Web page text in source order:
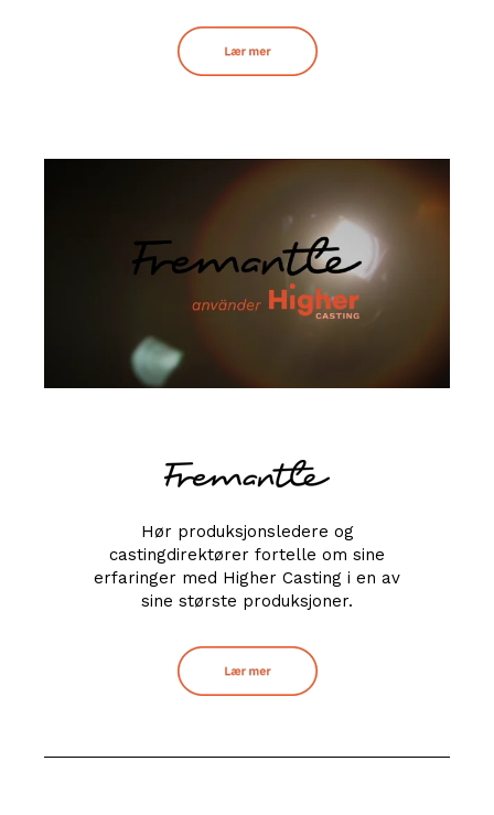
Hør produksjonsledere og
castingdirektører fortelle om sine
erfaringer med Higher Casting i en av
sine største produksjoner.